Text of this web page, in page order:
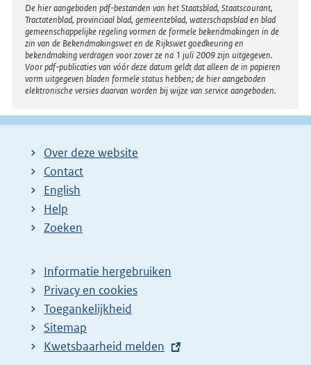
Disclaimer
De hier aangeboden pdf-bestanden van het Staatsblad, Staatscourant,
Tractatenblad, provinciaal blad, gemeenteblad, waterschapsblad en blad
gemeenschappelijke regeling vormen de formele bekendmakingen in de
zin van de Bekendmakingswet en de Rijkswet goedkeuring en
bekendmaking verdragen voor zover ze na 1 juli 2009 zijn uitgegeven.
Voor pdf-publicaties van vóór deze datum geldt dat alleen de in papieren
vorm uitgegeven bladen formele status hebben; de hier aangeboden
elektronische versies daarvan worden bij wijze van service aangeboden.
Over deze website
Contact
English
Help
Zoeken
Informatie hergebruiken
Privacy en cookies
Toegankelijkheid
Sitemap
E
Kwetsbaarheid melden